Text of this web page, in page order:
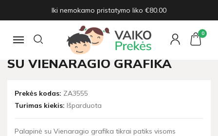
Iki nemokamo pristatymo liko €80.00
Navigacija
0
Nameliai, palapinės, tentai
Rožinė palapinė - vigvamas su Vienaragio grafika
ROŽINĖ PALAPINĖ - VIGVAMAS
SU VIENARAGIO GRAFIKA
Prekės kodas: ZA3555
Turimas kiekis: Išparduota
Palapinė su Vienaragio grafika tikrai patiks visoms